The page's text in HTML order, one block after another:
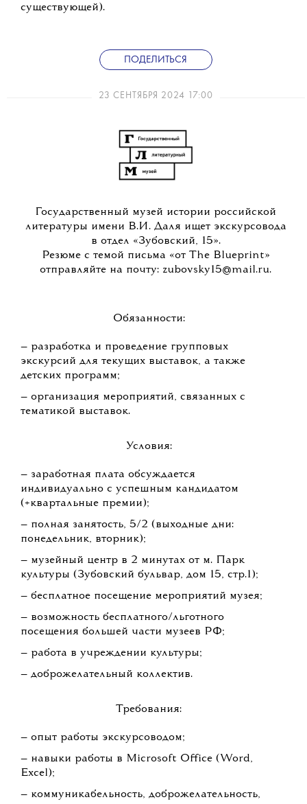
существующей).
ПОДЕЛИТЬСЯ
23 СЕНТЯБРЯ 2024 17:00
Государственный музей истории российской
литературы имени В.И. Даля ищет экскурсовода
в отдел «Зубовский, 15».
Резюме с темой письма «от The Blueprint»
отправляйте на почту: zubovsky15@mail.ru.
Обязанности:
— разработка и проведение групповых
экскурсий для текущих выставок, а также
детских программ;
— организация мероприятий, связанных с
тематикой выставок.
Условия:
— заработная плата обсуждается
индивидуально с успешным кандидатом
(+квартальные премии);
— полная занятость, 5/2 (выходные дни:
понедельник, вторник);
— музейный центр в 2 минутах от м. Парк
культуры (Зубовский бульвар, дом 15, стр.1);
— бесплатное посещение мероприятий музея;
— возможность бесплатного/льготного
посещения большей части музеев РФ;
— работа в учреждении культуры;
— доброжелательный коллектив.
Требования:
— опыт работы экскурсоводом;
— навыки работы в Microsoft Office (Word,
Exсel);
— коммуникабельность, доброжелательность,